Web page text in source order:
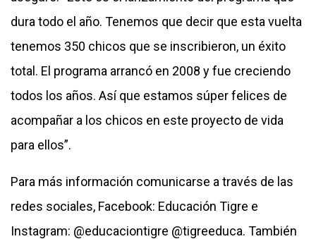
dura todo el año. Tenemos que decir que esta vuelta
tenemos 350 chicos que se inscribieron, un éxito
total. El programa arrancó en 2008 y fue creciendo
todos los años. Así que estamos súper felices de
acompañar a los chicos en este proyecto de vida
para ellos”.
Para más información comunicarse a través de las
redes sociales, Facebook: Educación Tigre e
Instagram: @educaciontigre @tigreeduca. También